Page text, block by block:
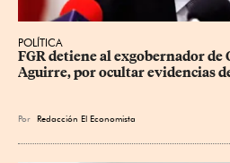
POLÍTICA
FGR detiene al exgobernador de
Aguirre, por ocultar evidencias
Por Redacción El Economista